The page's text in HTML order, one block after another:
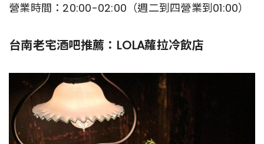
營業時間：20:00-02:00（週二到四營業到01:00）
台南老宅酒吧推薦：LOLA蘿拉冷飲店